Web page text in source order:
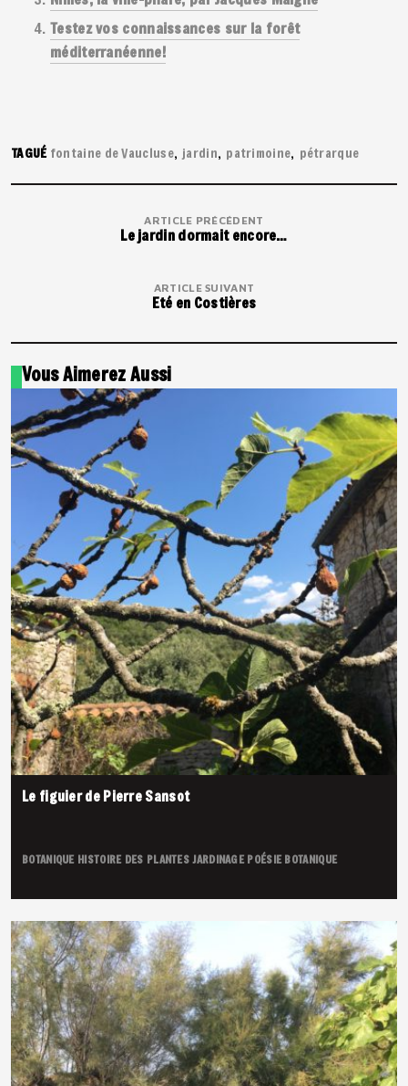
Testez vos connaissances sur la forêt
méditerranéenne!
TAGUÉ fontaine de Vaucluse jardin patrimoine pétrarque
ARTICLE PRÉCÉDENT
Le jardin dormait encore…
ARTICLE SUIVANT
Eté en Costières
Vous Aimerez Aussi
Le figuier de Pierre Sansot
BOTANIQUE HISTOIRE DES PLANTESJARDINAGEPOÉSIE BOTANIQUE